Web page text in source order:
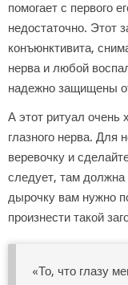
помогает с первого
недостаточно. Этот
конъюнктивита,
нерва и любой
надежно защищены
А этот ритуал очень
глазного нерва. Для
веревочку и
следует, там должна
дырочку вам нужно
произнести такой
«То, что глазу